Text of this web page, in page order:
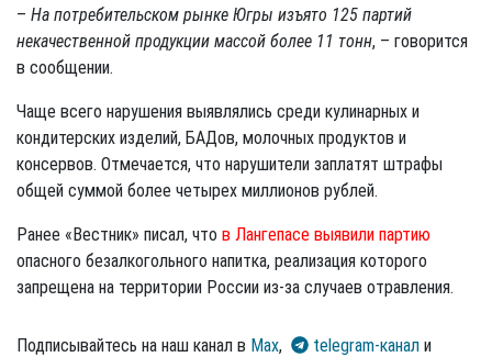
– На потребительском рынке Югры изъято 125 партий
некачественной продукции массой более 11 тонн, – говорится
в сообщении.
Чаще всего нарушения выявлялись среди кулинарных и
кондитерских изделий, БАДов, молочных продуктов и
консервов. Отмечается, что нарушители заплатят штрафы
общей суммой более четырех миллионов рублей.
Ранее «Вестник» писал, что в Лангепасе выявили партию
опасного безалкогольного напитка, реализация которого
запрещена на территории России из-за случаев отравления.
Подписывайтесь на наш канал в Max, telegram-канал и